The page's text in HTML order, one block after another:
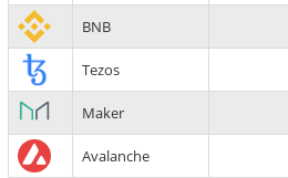
BNB
Tezos
Maker
Avalanche